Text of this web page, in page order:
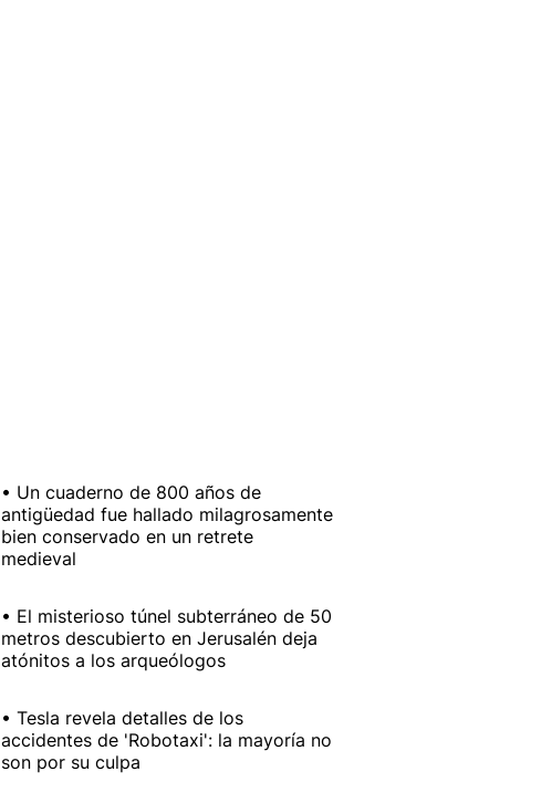
Un cuaderno de 800 años de
antigüedad fue hallado milagrosamente
bien conservado en un retrete
medieval
El misterioso túnel subterráneo de 50
metros descubierto en Jerusalén deja
atónitos a los arqueólogos
Tesla revela detalles de los
accidentes de 'Robotaxi': la mayoría no
son por su culpa